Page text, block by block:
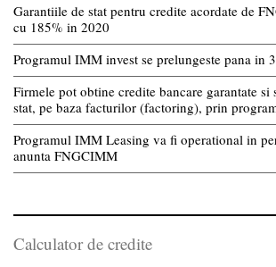
Garantiile de stat pentru credite acordate de
cu 185% in 2020
Programul IMM invest se prelungeste pana in
Firmele pot obtine credite bancare garantate si
stat, pe baza facturilor (factoring), prin
Programul IMM Leasing va fi operational in
anunta FNGCIMM
Calculator de credite